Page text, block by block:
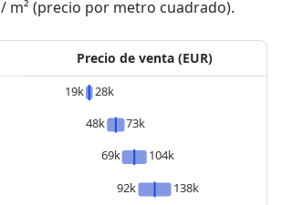
/ m² (precio por metro cuadrado).
Precio de venta (EUR)
19k
28k
48k
73k
69k
104k
92k
138k